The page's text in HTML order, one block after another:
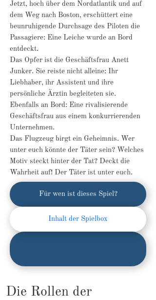
Jetzt, hoch über dem Nordatlantik und auf
dem Weg nach Boston, erschüttert eine
beunruhigende Durchsage des Piloten die
Passagiere: Eine Leiche wurde an Bord
entdeckt.
Das Opfer ist die Geschäftsfrau Anett
Junker. Sie reiste nicht alleine: Ihr
Liebhaber, ihr Assistent und ihre
persönliche Ärztin begleiteten sie.
Ebenfalls an Bord: Eine rivalisierende
Geschäftsfrau aus einem konkurrierenden
Unternehmen.
Das Flugzeug birgt ein Geheimnis. Wer
unter euch könnte der Täter sein? Welches
Motiv steckt hinter der Tat? Deckt die
Wahrheit auf! Der Täter ist unter euch.
Für wen ist dieses Spiel?
Inhalt der Spielbox
Die Rollen der